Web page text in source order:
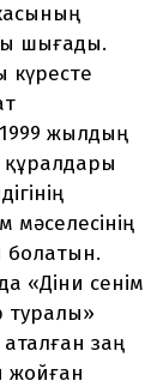
шығады.
күресте
1999 жылдың
құралдары
болатын.
«Діни сенім
туралы»
заң
жойған